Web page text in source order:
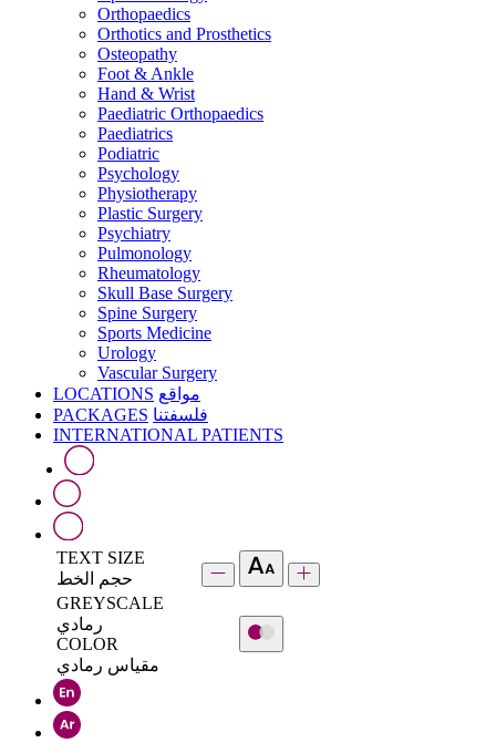
Orthopaedics
Orthotics and Prosthetics
Osteopathy
Foot & Ankle
Hand & Wrist
Paediatric Orthopaedics
Paediatrics
Podiatric
Psychology
Physiotherapy
Plastic Surgery
Psychiatry
Pulmonology
Rheumatology
Skull Base Surgery
Spine Surgery
Sports Medicine
Urology
Vascular Surgery
LOCATIONS مواقع
PACKAGES فلسفتنا
INTERNATIONAL PATIENTS
TEXT SIZE
حجم الخط
GREYSCALE
رمادي
COLOR
مقياس رمادي